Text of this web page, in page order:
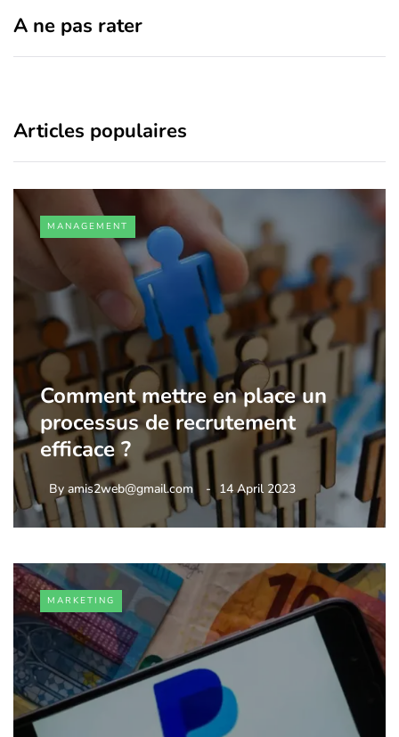
A ne pas rater
Articles populaires
MANAGEMENT
Comment mettre en place un
processus de recrutement
efficace ?
By amis2web@gmail.com 14 April 2023
MARKETING